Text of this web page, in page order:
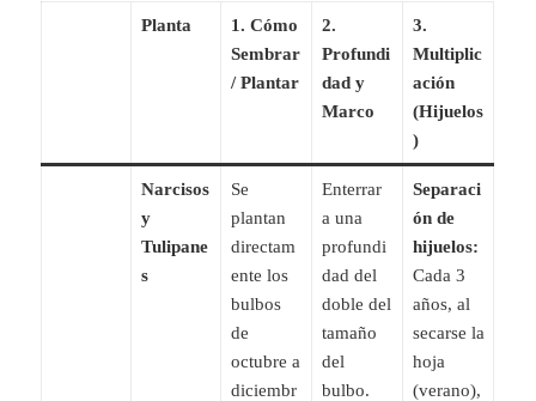
Planta
1. Cómo
Sembrar
/ Plantar
2.
Profundi
dad y
Marco
3.
Multiplic
ación
(Hijuelos
)
Narcisos
y
Tulipane
s
Se
plantan
directam
ente los
bulbos
de
octubre a
diciembr
Enterrar
a una
profundi
dad del
doble del
tamaño
del
bulbo.
Separaci
ón de
hijuelos:
Cada 3
años, al
secarse la
hoja
(verano),